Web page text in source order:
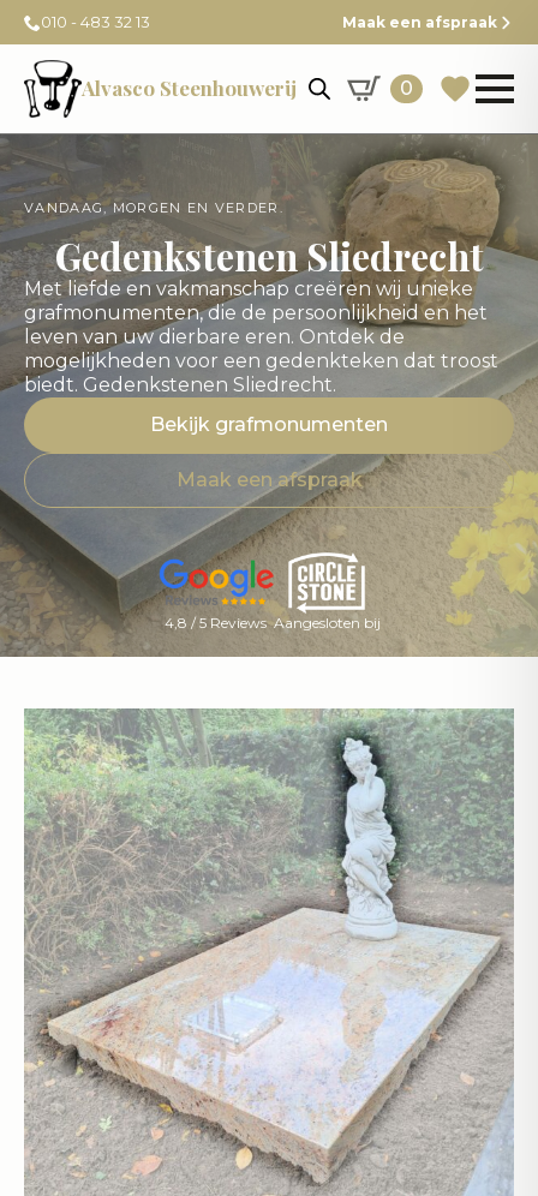
010 - 483 32 13 Maak een afspraak
Alvasco Steenhouwerij 0
VANDAAG, MORGEN EN VERDER.
Gedenkstenen Sliedrecht
Met liefde en vakmanschap creëren wij unieke
grafmonumenten, die de persoonlijkheid en het
leven van uw dierbare eren. Ontdek de
mogelijkheden voor een gedenkteken dat troost
biedt. Gedenkstenen Sliedrecht.
Bekijk grafmonumenten
Maak een afspraak
4,8 / 5 Reviews Aangesloten bij